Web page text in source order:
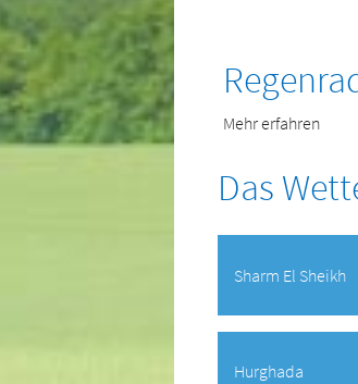
Mehr erfahren
Das
Sharm El Sheikh
Hurghada